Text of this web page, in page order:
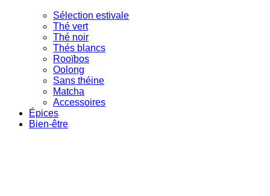
Sélection estivale
Thé vert
Thé noir
Thés blancs
Rooïbos
Oolong
Sans théine
Matcha
Accessoires
Épices
Bien-être